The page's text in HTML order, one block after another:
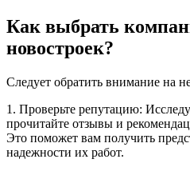
Как выбрать
новостроек?
Следует обратить внимание на
1. Проверьте репутацию:
прочитайте отзывы и
Это поможет вам получить
надежности их работ.